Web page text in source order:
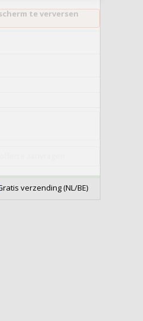
te verversen
verzending (NL/BE)